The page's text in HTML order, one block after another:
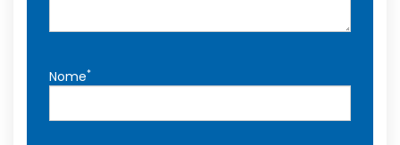
Nome*